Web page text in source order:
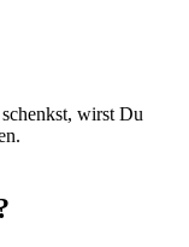
wirst Du